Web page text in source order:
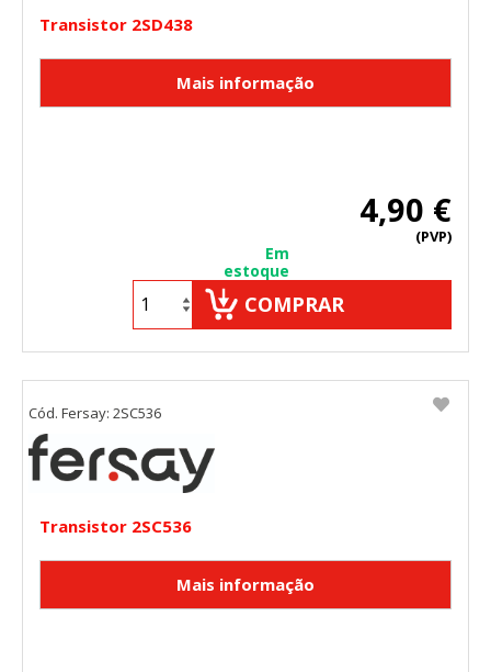
Transistor 2SD438
4,90 €
(PVP)
Em
estoque
COMPRAR
Transistor 2SC536
Cód. Fersay: 2SC536